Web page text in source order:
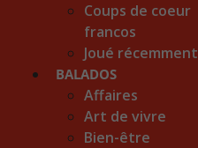
Coups de coeur
francos
Joué récemment
BALADOS
Affaires
Art de vivre
Bien-être